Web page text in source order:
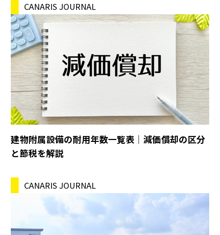
CANARIS JOURNAL
建物附属設備の耐用年数一覧表｜減価償却の区分
と節税を解説
CANARIS JOURNAL